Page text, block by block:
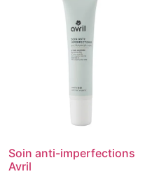
Soin anti-imperfections
Avril